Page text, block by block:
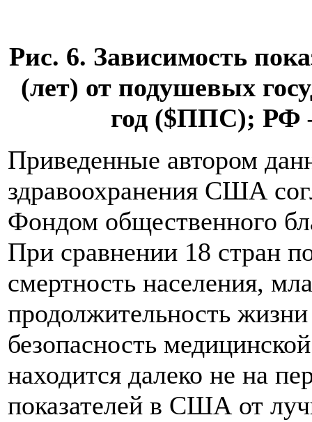
Рис. 6. Зависимость
(лет) от подушевых
год ($ППС); РФ
Приведенные автором
здравоохранения США
Фондом общественного
При сравнении 18 стран
смертность населения,
продолжительность
безопасность
находится далеко не на
показателей в США от